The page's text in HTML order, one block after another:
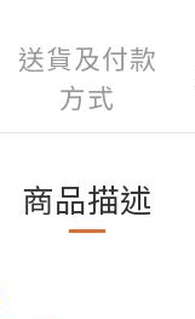
送貨及付款
方式
商品描述